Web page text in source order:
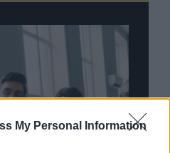
My Personal Information